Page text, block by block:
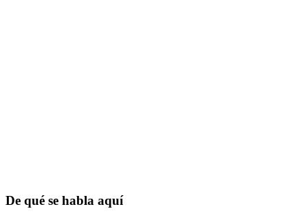
De qué se habla aquí